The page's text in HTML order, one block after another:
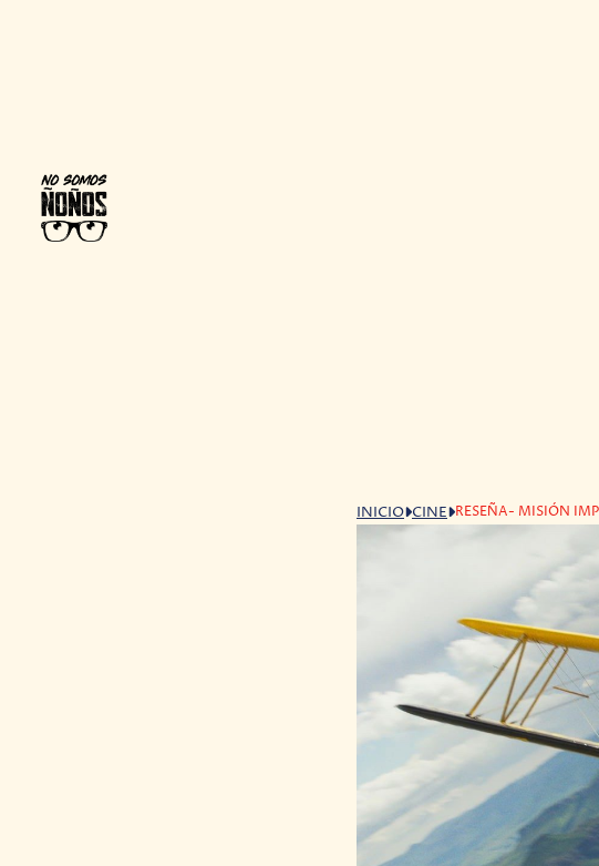
INICIO CINE RESEÑA- MISIÓN